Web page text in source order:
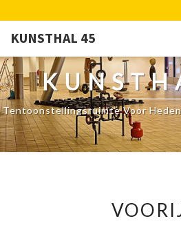
KUNSTHAL 45
Tentoonstellingsruimte Voor